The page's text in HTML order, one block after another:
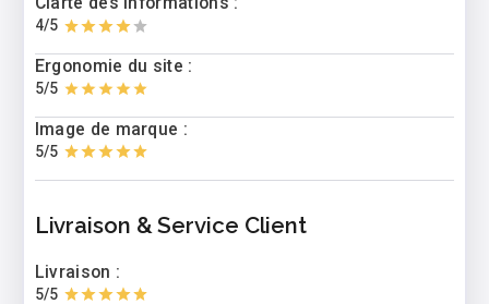
4/5
Ergonomie du site :
5/5
Image de marque :
5/5
Livraison & Service Client
Livraison :
5/5